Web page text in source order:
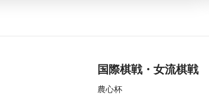
国際棋戦・女流棋戦
農心杯